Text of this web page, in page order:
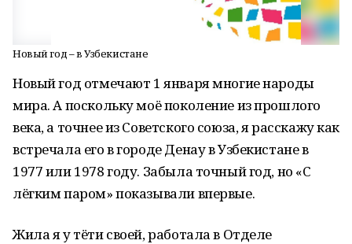
Новый год – в Узбекистане
Новый год отмечают 1 января многие народы
мира. А поскольку моё поколение из прошлого
века, а точнее из Советского союза, я расскажу как
встречала его в городе Денау в Узбекистане в
1977 или 1978 году. Забыла точный год, но «С
лёгким паром» показывали впервые.
Жила я у тёти своей, работала в Отделе